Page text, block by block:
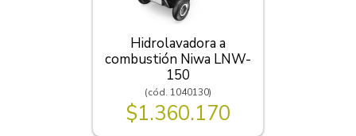
Hidrolavadora a
combustión Niwa LNW-
150
(cód. 1040130)
$1.360.170